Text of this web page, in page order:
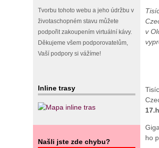
Tvorbu tohoto webu a jeho údržbu v
životaschopném stavu můžete
podpořit zakoupením virtuální kávy.
Děkujeme všem podporovatelům,
Vaší podpory si vážíme!
Inline trasy
Našli jste zde chybu?
v
ho